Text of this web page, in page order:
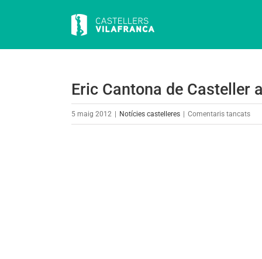
Eric Cantona de Casteller
5 maig 2012 Notícies castelleres Comentaris tancatsa